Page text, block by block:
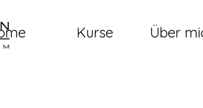
Kurse Über